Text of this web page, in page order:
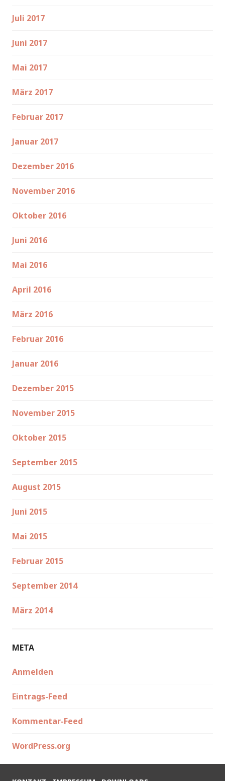
Juli 2017
Juni 2017
Mai 2017
März 2017
Februar 2017
Januar 2017
Dezember 2016
November 2016
Oktober 2016
Juni 2016
Mai 2016
April 2016
März 2016
Februar 2016
Januar 2016
Dezember 2015
November 2015
Oktober 2015
September 2015
August 2015
Juni 2015
Mai 2015
Februar 2015
September 2014
März 2014
META
Anmelden
Eintrags-Feed
Kommentar-Feed
WordPress.org